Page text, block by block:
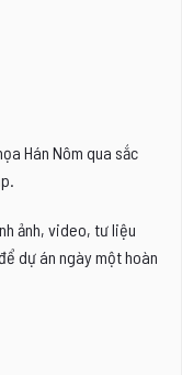
Hán Nôm qua sắc
ảnh, video, tư liệu
dự án ngày một hoàn